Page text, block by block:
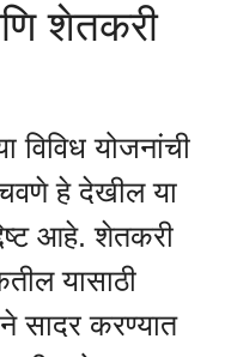
शेतकरी
विविध योजनांची
हे देखील या
आहे. शेतकरी
यासाठी
सादर करण्यात